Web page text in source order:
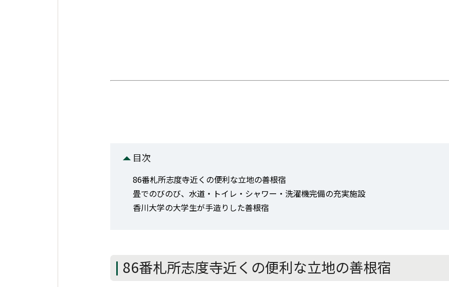
目次
86番札所志度寺近くの便利な立地の善根宿
畳でのびのび、水道・トイレ・シャワー・洗濯機完備の充実施設
香川大学の大学生が手造りした善根宿
86番札所志度寺近くの便利な立地の善根宿